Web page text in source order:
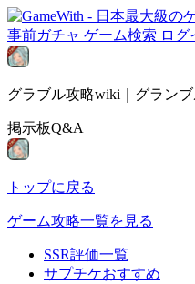
事前ガチャ ゲーム検索 ログ
グラブル攻略wiki｜グラン
掲示板Q&A
トップに戻る
ゲーム攻略一覧を見る
SSR評価一覧
サプチケおすすめ